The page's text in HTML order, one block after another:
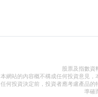
股票及指數資
本網站的內容概不構成任何投資意見
任何投資決定前，投資者應考慮產品
準確